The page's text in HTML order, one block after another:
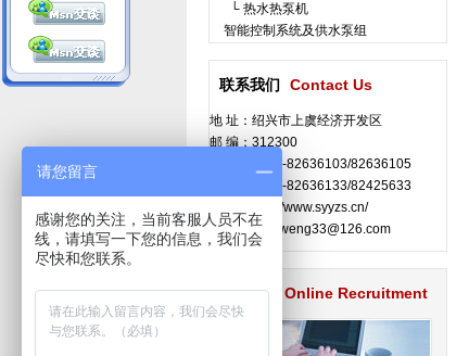
└ 热水热泵机
智能控制系统及供水泵组
联系我们 Contact Us
地 址：绍兴市上虞经济开发区
邮 编：312300
电 话：0575-82636103/82636105
传 真：0575-82636133/82425633
网 址：http://www.syyzs.cn/
E-mail：laoweng33@126.com
在线招聘 Online Recruitment
请您留言
感谢您的关注，当前客服人员不在
线，请填写一下您的信息，我们会
尽快和您联系。